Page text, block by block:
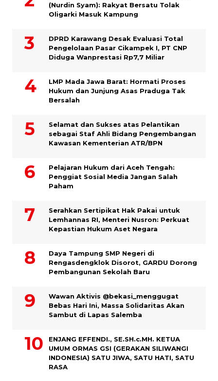
(Nurdin Syam): Rakyat Bersatu Tolak
Oligarki Masuk Kampung
DPRD Karawang Desak Evaluasi Total
Pengelolaan Pasar Cikampek I, PT CNP
Diduga Wanprestasi Rp7,7 Miliar
LMP Mada Jawa Barat: Hormati Proses
Hukum dan Junjung Asas Praduga Tak
Bersalah
Selamat dan Sukses atas Pelantikan
sebagai Staf Ahli Bidang Pengembangan
Kawasan Kementerian ATR/BPN
Pelajaran Hukum dari Aceh Tengah:
Penggiat Sosial Media Jangan Salah
Paham
Serahkan Sertipikat Hak Pakai untuk
Lemhannas RI, Menteri Nusron: Perkuat
Kepastian Hukum Aset Negara
Daya Tampung SMP Negeri di
Rengasdengklok Disorot, GARDU Dorong
Pembangunan Sekolah Baru
Wawan Aktivis @bekasi_menggugat
Bebas Hari Ini, Massa Solidaritas Akan
Sambut di Lapas Salemba
ENJANG EFFENDI., SE.SH.c.MH. KETUA
UMUM ORMAS GSI (GERAKAN SILIWANGI
INDONESIA) SATU JIWA, SATU HATI, SATU
RASA